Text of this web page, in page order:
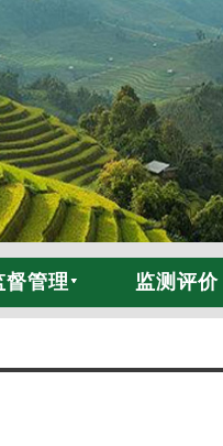
督管理 监测评价